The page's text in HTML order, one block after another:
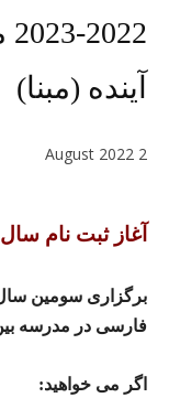
آینده (مبنا)
2 August 2022
آغاز ثبت نام
برگزاری سومین
فارسی در مدرسه بین
اگر می خواهید: